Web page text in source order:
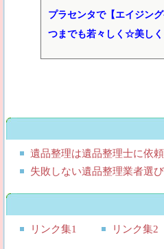
プラセンタで【エイジン
つまでも若々しく☆美しく
遺品整理は遺品整理士に依頼
失敗しない遺品整理業者選び
リンク集1 リンク集2